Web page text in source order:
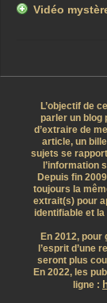
Vidéo
L’objectif de
parler un blog
d’extraire de
article, un
sujets se
l’information
Depuis fin
toujours la
extrait(s) pour
identifiable et
En 2012,
l’esprit d’une
seront plus
En 2022, les
ligne :